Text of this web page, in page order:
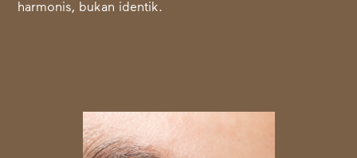
harmonis, bukan identik.